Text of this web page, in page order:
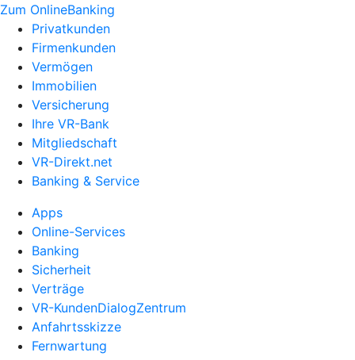
Zum OnlineBanking
Privatkunden
Firmenkunden
Vermögen
Immobilien
Versicherung
Ihre VR-Bank
Mitgliedschaft
VR-Direkt.net
Banking & Service
Apps
Online-Services
Banking
Sicherheit
Verträge
VR-KundenDialogZentrum
Anfahrtsskizze
Fernwartung